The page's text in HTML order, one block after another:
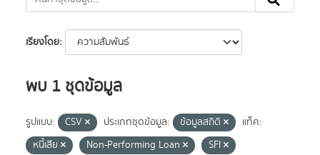
เรียงโดย
พบ 1 ชุดข้อมูล
รูปแบบ: CSV ประเภทชุดข้อมูล: ข้อมูลสถิติ
แท็ค:
หนี้เสีย
Non-Performing Loan
SFI